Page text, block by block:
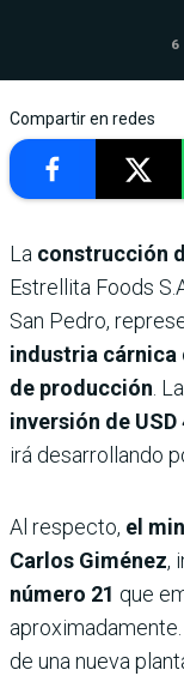
6
Compartir en redes
La construcción
Estrellita Foods
San Pedro,
industria cárnica
de producción .
inversión de
irá desarrollando
Al respecto, el
Carlos Giménez,
número 21 que
de una nueva